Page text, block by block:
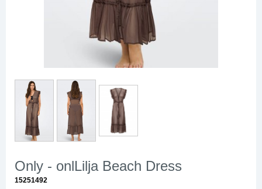
Only - onlLilja Beach Dress
15251492